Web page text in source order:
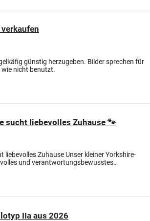
günstig herzugeben. Bilder sprechen für
nicht benutzt.
sucht liebevolles Zuhause 🐾
liebevolles Zuhause Unser kleiner Yorkshire-
und verantwortungsbewusstes
aktuell ca. 1,55...
IIa aus 2026